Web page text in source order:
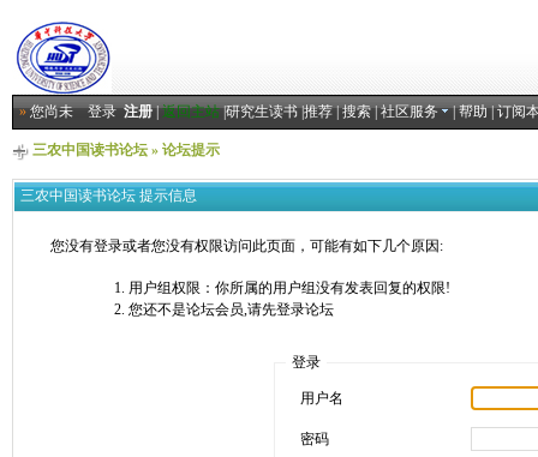
»您尚未登录 注册|返回主站|研究生读书|推荐|搜索|社区服务 |帮助|订阅
三农中国读书论坛» 论坛提示
三农中国读书论坛 提示信息
您没有登录或者您没有权限访问此页面，可能有如下几个原因:
用户组权限：你所属的用户组没有发表回复的权限!
您还不是论坛会员,请先登录论坛
登录
用户名
密码